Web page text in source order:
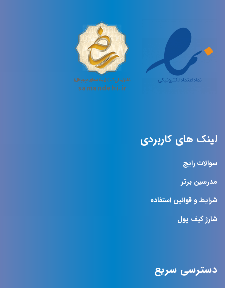
لینک های کاربردی
سوالات رایج
مدرسین برتر
شرایط و قوانین استفاده
شارژ کیف پول
دسترسی سریع